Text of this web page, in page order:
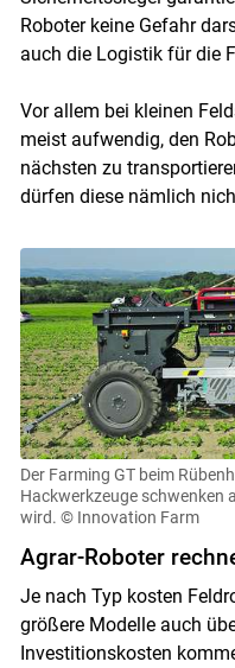
Roboter keine Gefahr
auch die Logistik für die
Vor allem bei kleinen
meist aufwendig, den
nächsten zu
dürfen diese nämlich
Der Farming GT beim
Hackwerkzeuge schwenken
wird. © Innovation Farm
Agrar-Roboter
Je nach Typ kosten
größere Modelle auch
Investitionskosten